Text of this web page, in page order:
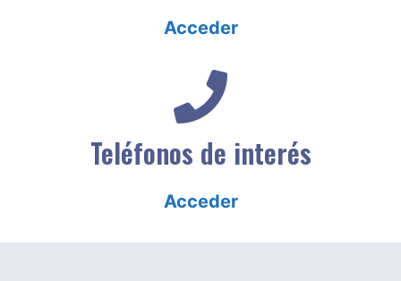
Acceder
Teléfonos de interés
Acceder